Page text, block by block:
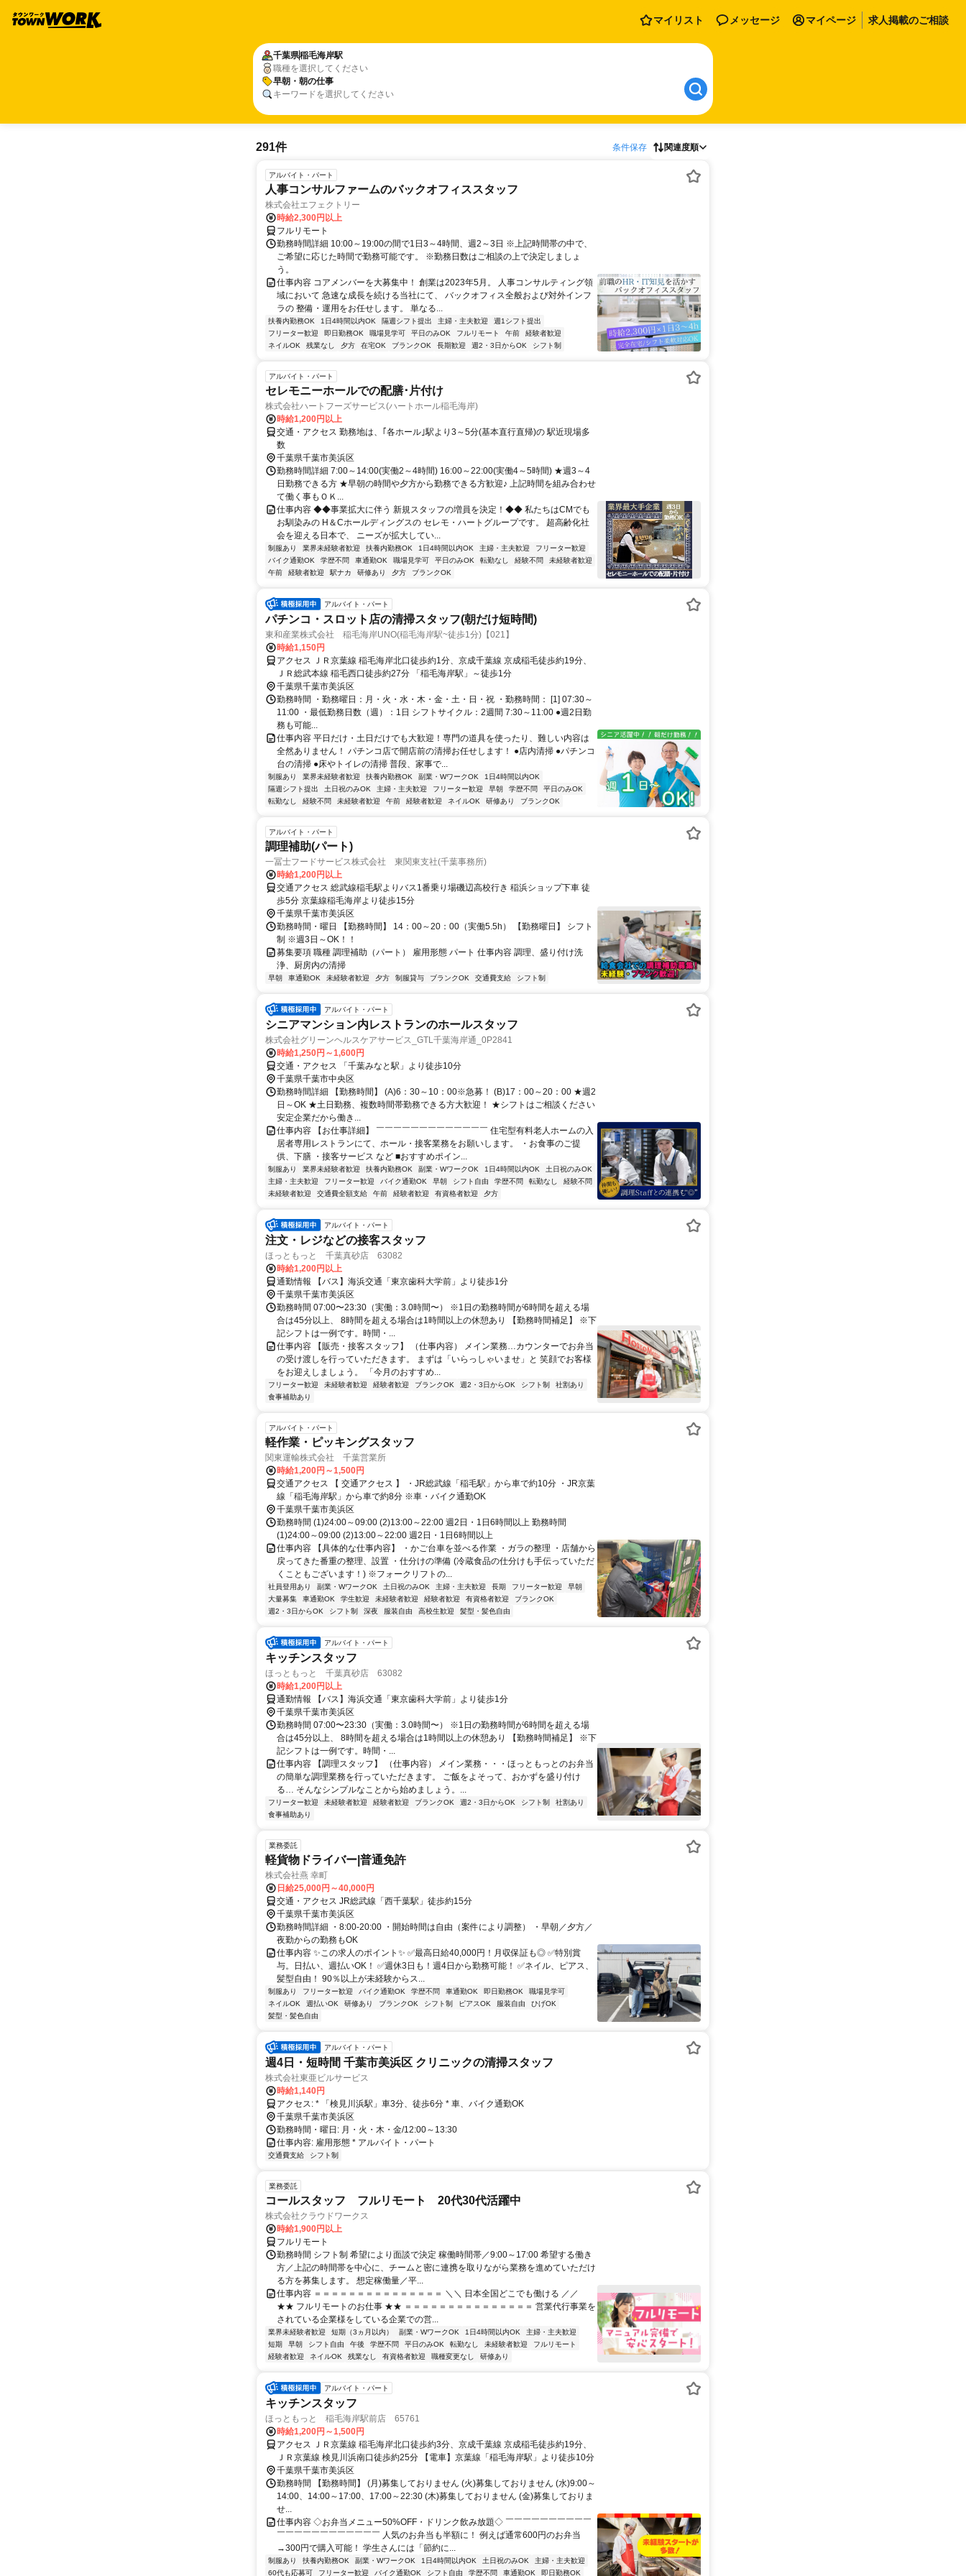
マイリスト メッセージ マイページ 求人掲載のご相談
千葉県稲毛海岸駅
職種を選択してください
早朝・朝の仕事
キーワードを選択してください
291件 条件保存 関連度順
アルバイト・パート
人事コンサルファームのバックオフィススタッフ
株式会社エフェクトリー
時給2,300円以上
フルリモート
勤務時間詳細 10:00～19:00の間で1日3～4時間、週2～3日 ※上記時間帯の中で、
ご希望に応じた時間で勤務可能です。 ※勤務日数はご相談の上で決定しましょ
う。
仕事内容 コアメンバーを大募集中！ 創業は2023年5月。 人事コンサルティング領
域において 急速な成長を続ける当社にて、 バックオフィス全般および対外インフ
ラの 整備・運用をお任せします。 単なる...
扶養内勤務OK 1日4時間以内OK 隔週シフト提出 主婦・主夫歓迎
週1シフト提出
フリーター歓迎
即日勤務OK 職場見学可 平日のみOK フルリモート 午前
経験者歓迎
ネイルOK
残業なし 夕方 在宅OK ブランクOK 長期歓迎 週2・3日からOK シフト制
アルバイト・パート
セレモニーホールでの配膳･片付け
株式会社ハートフーズサービス(ハートホール稲毛海岸)
時給1,200円以上
交通・アクセス 勤務地は、｢各ホール｣駅より3～5分(基本直行直帰)の 駅近現場多
数
千葉県千葉市美浜区
勤務時間詳細 7:00～14:00(実働2～4時間) 16:00～22:00(実働4～5時間) ★週3～4
日勤務できる方 ★早朝の時間や夕方から勤務できる方歓迎♪ 上記時間を組み合わせ
て働く事もＯＫ...
仕事内容 ◆◆事業拡大に伴う 新規スタッフの増員を決定！◆◆ 私たちはCMでも
お馴染みの H＆Cホールディングスの セレモ・ハートグループです。 超高齢化社
会を迎える日本で、 ニーズが拡大してい...
制服あり 業界未経験者歓迎 扶養内勤務OK 1日4時間以内OK 主婦・主夫歓迎
フリーター歓迎
バイク通勤OK
学歴不問 車通勤OK 職場見学可 平日のみOK 転勤なし 経験不問
未経験者歓迎
午前
経験者歓迎 駅ナカ 研修あり 夕方 ブランクOK
アルバイト・パート
パチンコ・スロット店の清掃スタッフ(朝だけ短時間)
東和産業株式会社 稲毛海岸UNO(稲毛海岸駅~徒歩1分)【021】
時給1,150円
アクセス ＪＲ京葉線 稲毛海岸北口徒歩約1分、京成千葉線 京成稲毛徒歩約19分、
ＪＲ総武本線 稲毛西口徒歩約27分 「稲毛海岸駅」～徒歩1分
千葉県千葉市美浜区
勤務時間 ・勤務曜日：月・火・水・木・金・土・日・祝 ・勤務時間： [1] 07:30～
11:00 ・最低勤務日数（週）：1日 シフトサイクル：2週間 7:30～11:00 ●週2日勤
務も可能...
仕事内容 平日だけ・土日だけでも大歓迎！専門の道具を使ったり、難しい内容は
全然ありません！ パチンコ店で開店前の清掃お任せします！ ●店内清掃 ●パチンコ
台の清掃 ●床やトイレの清掃 普段、家事で...
制服あり 業界未経験者歓迎 扶養内勤務OK 副業・WワークOK
1日4時間以内OK
隔週シフト提出
土日祝のみOK 主婦・主夫歓迎 フリーター歓迎 早朝 学歴不問
平日のみOK
転勤なし
経験不問 未経験者歓迎 午前 経験者歓迎 ネイルOK 研修あり ブランクOK
アルバイト・パート
調理補助(パート)
一冨士フードサービス株式会社 東関東支社(千葉事務所)
時給1,200円以上
交通アクセス 総武線稲毛駅よりバス1番乗り場磯辺高校行き 稲浜ショップ下車 徒
歩5分 京葉線稲毛海岸より徒歩15分
千葉県千葉市美浜区
勤務時間・曜日 【勤務時間】 14：00～20：00（実働5.5h） 【勤務曜日】 シフト
制 ※週3日～OK！！
募集要項 職種 調理補助（パート） 雇用形態 パート 仕事内容 調理、盛り付け洗
浄、厨房内の清掃
早朝 車通勤OK 未経験者歓迎 夕方 制服貸与 ブランクOK 交通費支給 シフト制
アルバイト・パート
シニアマンション内レストランのホールスタッフ
株式会社グリーンヘルスケアサービス_GTL千葉海岸通_0P2841
時給1,250円～1,600円
交通・アクセス 「千葉みなと駅」より徒歩10分
千葉県千葉市中央区
勤務時間詳細 【勤務時間】 (A)6：30～10：00※急募！ (B)17：00～20：00 ★週2
日～OK ★土日勤務、複数時間帯勤務できる方大歓迎！ ★シフトはご相談ください
安定企業だから働き...
仕事内容 【お仕事詳細】 ￣￣￣￣￣￣￣￣￣￣￣￣￣ 住宅型有料老人ホームの入
居者専用レストランにて、ホール・接客業務をお願いします。 ・お食事のご提
供、下膳 ・接客サービス など ■おすすめポイン...
制服あり 業界未経験者歓迎 扶養内勤務OK 副業・WワークOK 1日4時間以内OK
土日祝のみOK
主婦・主夫歓迎
フリーター歓迎 バイク通勤OK 早朝 シフト自由 学歴不問 転勤なし
経験不問
未経験者歓迎
交通費全額支給 午前 経験者歓迎 有資格者歓迎 夕方
アルバイト・パート
注文・レジなどの接客スタッフ
ほっともっと 千葉真砂店 63082
時給1,200円以上
通勤情報 【バス】海浜交通「東京歯科大学前」より徒歩1分
千葉県千葉市美浜区
勤務時間 07:00〜23:30（実働：3.0時間〜） ※1日の勤務時間が6時間を超える場
合は45分以上、 8時間を超える場合は1時間以上の休憩あり 【勤務時間補足】 ※下
記シフトは一例です。時間・...
仕事内容 【販売・接客スタッフ】 （仕事内容） メイン業務…カウンターでお弁当
の受け渡しを行っていただきます。 まずは「いらっしゃいませ」と 笑顔でお客様
をお迎えしましょう。 「今月のおすすめ...
フリーター歓迎 未経験者歓迎 経験者歓迎 ブランクOK 週2・3日からOK シフト制
社割あり
食事補助あり
アルバイト・パート
軽作業・ピッキングスタッフ
関東運輸株式会社 千葉営業所
時給1,200円～1,500円
交通アクセス 【 交通アクセス 】 ・JR総武線「稲毛駅」から車で約10分 ・JR京葉
線「稲毛海岸駅」から車で約8分 ※車・バイク通勤OK
千葉県千葉市美浜区
勤務時間 (1)24:00～09:00 (2)13:00～22:00 週2日・1日6時間以上 勤務時間
(1)24:00～09:00 (2)13:00～22:00 週2日・1日6時間以上
仕事内容 【具体的な仕事内容】 ・かご台車を並べる作業 ・ガラの整理 ・店舗から
戻ってきた番重の整理、設置 ・仕分けの準備 (冷蔵食品の仕分けも手伝っていただ
くこともございます！) ※フォークリフトの...
社員登用あり 副業・WワークOK 土日祝のみOK 主婦・主夫歓迎 長期 フリーター歓迎
早朝
大量募集
車通勤OK 学生歓迎 未経験者歓迎 経験者歓迎 有資格者歓迎
ブランクOK
週2・3日からOK
シフト制 深夜 服装自由 高校生歓迎 髪型・髪色自由
アルバイト・パート
キッチンスタッフ
ほっともっと 千葉真砂店 63082
時給1,200円以上
通勤情報 【バス】海浜交通「東京歯科大学前」より徒歩1分
千葉県千葉市美浜区
勤務時間 07:00〜23:30（実働：3.0時間〜） ※1日の勤務時間が6時間を超える場
合は45分以上、 8時間を超える場合は1時間以上の休憩あり 【勤務時間補足】 ※下
記シフトは一例です。時間・...
仕事内容 【調理スタッフ】 （仕事内容） メイン業務・・・ほっともっとのお弁当
の簡単な調理業務を行っていただきます。 ご飯をよそって、おかずを盛り付け
る… そんなシンプルなことから始めましょう。...
フリーター歓迎 未経験者歓迎 経験者歓迎 ブランクOK 週2・3日からOK シフト制
社割あり
食事補助あり
業務委託
軽貨物ドライバー|普通免許
株式会社燕 幸町
日給25,000円～40,000円
交通・アクセス JR総武線「西千葉駅」徒歩約15分
千葉県千葉市美浜区
勤務時間詳細 ・8:00-20:00 ・開始時間は自由（案件により調整） ・早朝／夕方／
夜勤からの勤務もOK
仕事内容 ✨この求人のポイント✨ ✅最高日給40,000円！月収保証も◎ ✅特別賞
与。日払い、週払いOK！ ✅週休3日も！週4日から勤務可能！ ✅ネイル、ピアス、
髪型自由！ 90％以上が未経験からス...
制服あり フリーター歓迎 バイク通勤OK 学歴不問 車通勤OK 即日勤務OK
職場見学可
ネイルOK
週払いOK 研修あり ブランクOK シフト制 ピアスOK 服装自由
ひげOK
髪型・髪色自由
アルバイト・パート
週4日・短時間 千葉市美浜区 クリニックの清掃スタッフ
株式会社東亜ビルサービス
時給1,140円
アクセス: * 「検見川浜駅」車3分、徒歩6分 * 車、バイク通勤OK
千葉県千葉市美浜区
勤務時間・曜日: 月・火・木・金/12:00～13:30
仕事内容: 雇用形態 * アルバイト・パート
交通費支給 シフト制
業務委託
コールスタッフ フルリモート 20代30代活躍中
株式会社クラウドワークス
時給1,900円以上
フルリモート
勤務時間 シフト制 希望により面談で決定 稼働時間帯／9:00～17:00 希望する働き
方／上記の時間帯を中心に、チームと密に連携を取りながら業務を進めていただけ
る方を募集します。 想定稼働量／平...
仕事内容 ＝＝＝＝＝＝＝＝＝＝＝＝＝＝＝ ＼＼ 日本全国どこでも働ける ／／
★★ フルリモートのお仕事 ★★ ＝＝＝＝＝＝＝＝＝＝＝＝＝＝＝ 営業代行事業を
されている企業様をしている企業での営...
業界未経験者歓迎 短期（3ヵ月以内） 副業・WワークOK 1日4時間以内OK
主婦・主夫歓迎
短期
早朝 シフト自由 午後 学歴不問 平日のみOK 転勤なし 未経験者歓迎
フルリモート
経験者歓迎
ネイルOK 残業なし 有資格者歓迎 職種変更なし 研修あり
アルバイト・パート
キッチンスタッフ
ほっともっと 稲毛海岸駅前店 65761
時給1,200円～1,500円
アクセス ＪＲ京葉線 稲毛海岸北口徒歩約3分、京成千葉線 京成稲毛徒歩約19分、
ＪＲ京葉線 検見川浜南口徒歩約25分 【電車】京葉線「稲毛海岸駅」より徒歩10分
千葉県千葉市美浜区
勤務時間 【勤務時間】 (月)募集しておりません (火)募集しておりません (水)9:00～
14:00、14:00～17:00、17:00～22:30 (木)募集しておりません (金)募集しておりま
せ...
仕事内容 ◇お弁当メニュー50%OFF・ドリンク飲み放題◇ ￣￣￣￣￣￣￣￣￣￣
￣￣￣￣￣￣￣￣￣￣￣￣ 人気のお弁当も半額に！ 例えば通常600円のお弁当
→300円で購入可能！ 学生さんには「節約に...
制服あり 扶養内勤務OK 副業・WワークOK 1日4時間以内OK 土日祝のみOK
主婦・主夫歓迎
60代も応募可
フリーター歓迎 バイク通勤OK シフト自由 学歴不問 車通勤OK 即日勤務OK